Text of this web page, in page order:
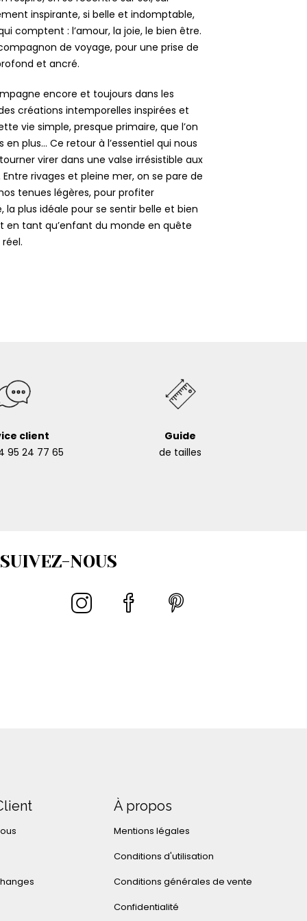
inspirante, si belle et indomptable,
comptent : l’amour, la joie, le bien être.
de voyage, pour une prise de
et ancré.
encore et toujours dans les
créations intemporelles inspirées et
vie simple, presque primaire, que l’on
plus… Ce retour à l’essentiel qui nous
virer dans une valse irrésistible aux
rivages et pleine mer, on se pare de
tenues légères, pour profiter
la plus idéale pour se sentir belle et bien
en tant qu’enfant du monde en quête
client
95 24 77 65
Guide
de tailles
SUIVEZ-NOUS
À propos
Mentions légales
Conditions d'utilisation
Conditions générales de vente
Confidentialité